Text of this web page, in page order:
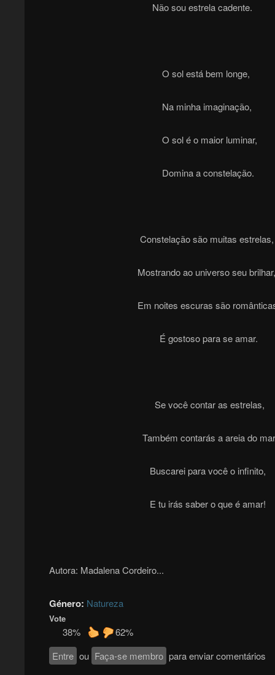
Não sou estrela cadente.
O sol está bem longe,
Na minha imaginação,
O sol é o maior luminar,
Domina a constelação.
Constelação são muitas estrelas,
Mostrando ao universo seu brilhar,
Em noites escuras são
É gostoso para se amar.
Se você contar as estrelas,
Também contarás a areia do
Buscarei para você o infinito,
E tu irás saber o que é amar!
Autora: Madalena Cordeiro...
Género: Natureza
Vote
38%
62%
Entre ou Faça-se membro para enviar comentários